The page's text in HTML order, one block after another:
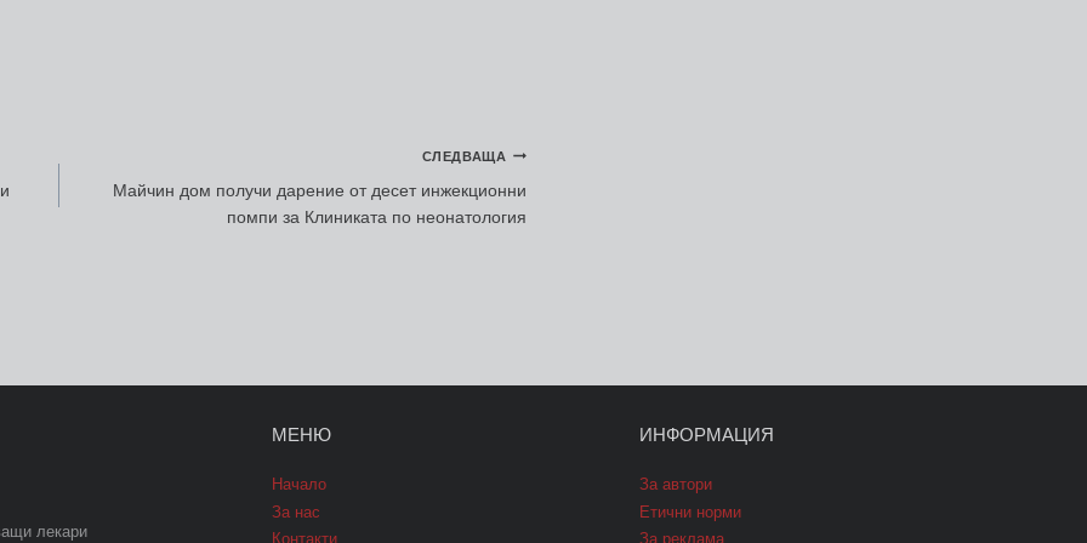
СЛЕДВАЩА
Майчин дом получи дарение от десет инжекционни
помпи за Клиниката по неонатология
лекари
МЕНЮ
Начало
За нас
Контакти
ИНФОРМАЦИЯ
За автори
Етични норми
За реклама